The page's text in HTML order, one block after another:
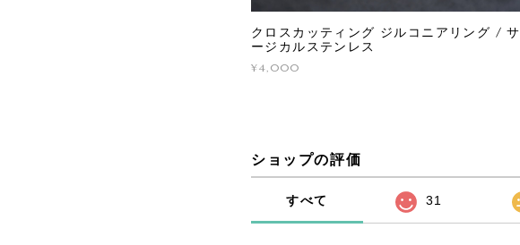
クロスカッティング ジルコニアリング / サ
ージカルステンレス
¥4,000
ショップの評価
すべて 31